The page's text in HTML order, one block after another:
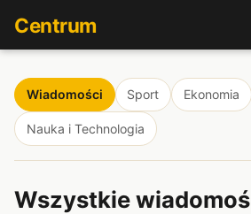
Centrum
Wiadomości Sport Ekonomia
Nauka i Technologia
Wszystkie